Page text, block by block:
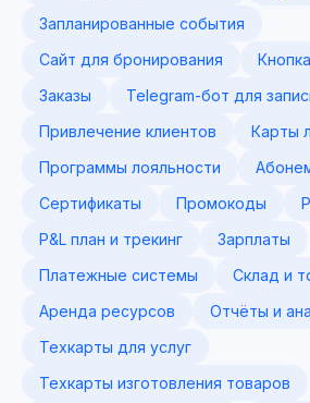
Запланированные события
Сайт для бронирования
Заказы
Telegram-бот для
Привлечение клиентов
Карты
Программы лояльности
Сертификаты
Промокоды
P&L план и трекинг
Зарплаты
Платежные системы
Склад и
Аренда ресурсов
Отчёты и
Техкарты для услуг
Техкарты изготовления товаров